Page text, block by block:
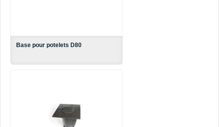
Base pour potelets D80